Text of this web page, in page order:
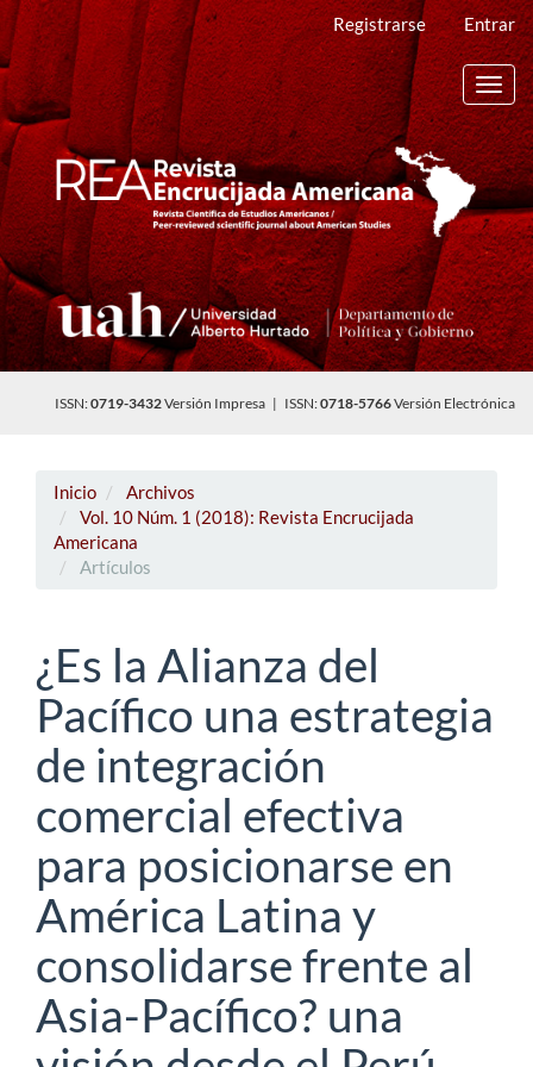
Navegación
principal
Contenido
principal
Barra
lateral
Registrarse Entrar
ISSN:0719-3432Versión Impresa | ISSN:0718-5766Versión Electrónica
Inicio
Archivos
Vol. 10 Núm. 1 (2018): Revista Encrucijada
Americana
Artículos
¿Es la Alianza del
Pacífico una estrategia
de integración
comercial efectiva
para posicionarse en
América Latina y
consolidarse frente al
Asia-Pacífico? una